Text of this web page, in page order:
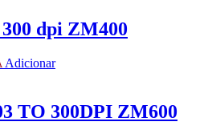
dpi ZM400
Adicionar
TO 300DPI ZM600